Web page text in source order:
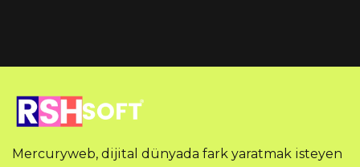
Mercuryweb, dijital dünyada fark yaratmak isteyen